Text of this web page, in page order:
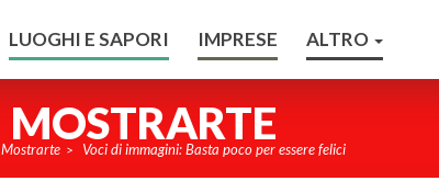
LUOGHI E SAPORI IMPRESE ALTRO
MOSTRARTE
Mostrarte > Voci di immagini: Basta poco per essere felici